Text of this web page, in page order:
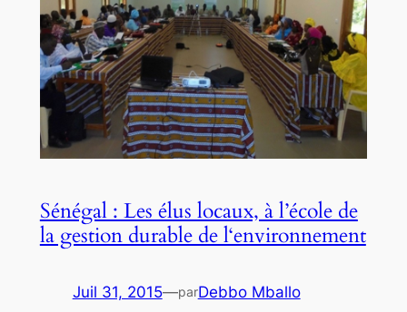
Sénégal : Les élus locaux, à l’école de
la gestion durable de l‘environnement
Juil 31, 2015—parDebbo Mballo